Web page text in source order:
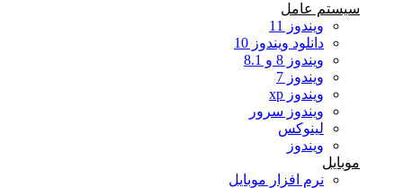
سیستم عامل
ویندوز 11
دانلود ویندوز 10
ویندوز 8 و 8.1
ویندوز 7
ویندوز xp
ویندوز سرور
لینوکس
ویندوز
موبایل
نرم افزار موبایل